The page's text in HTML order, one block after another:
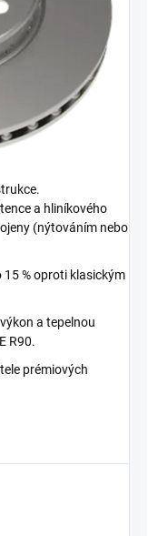
a hliníkového
(nýtováním nebo
% oproti klasickým
a tepelnou
R90.
prémiových